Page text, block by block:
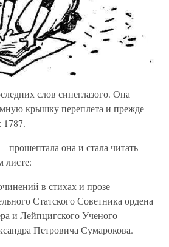
слов синеглазого. Она
крышку переплета и прежде
1787.
она и стала читать
листе:
в стихах и прозе
Статского Советника ордена
и Лейпцигского Ученого
Петровича Сумарокова.